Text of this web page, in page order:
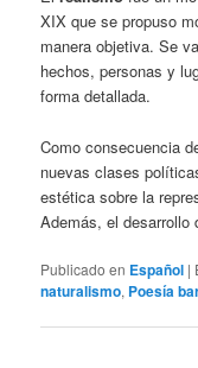
XIX que se propuso
manera objetiva. Se
hechos, personas y
forma detallada.
Como consecuencia
nuevas clases
estética sobre la
Además, el
Publicado en Español |
naturalismo, Poesía